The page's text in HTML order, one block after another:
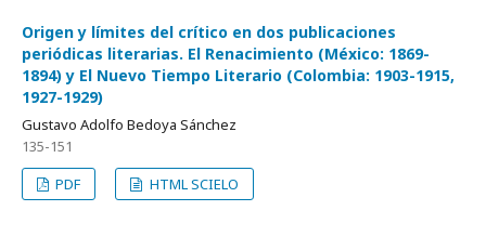
Origen y límites del crítico en dos publicaciones
periódicas literarias. El Renacimiento (México: 1869-
1894) y El Nuevo Tiempo Literario (Colombia: 1903-1915,
1927-1929)
Gustavo Adolfo Bedoya Sánchez
135-151
PDF
HTML SCIELO